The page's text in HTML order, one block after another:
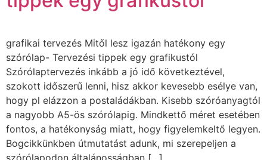
grafikai tervezés Mitől lesz igazán hatékony egy
szórólap- Tervezési tippek egy grafikustól
Szórólaptervezés inkább a jó idő következtével,
szokott időszerű lenni, hisz akkor kevesebb esélye van,
hogy pl elázzon a postaládákban. Kisebb szóróanyagtól
a nagyobb A5-ös szórólapig. Mindkettő méret esetében
fontos, a hatékonyság miatt, hogy figyelemkeltő legyen.
Bogcikkünkben útmutatást adunk, mi szerepeljen a
szórólapodon általánosságban […]